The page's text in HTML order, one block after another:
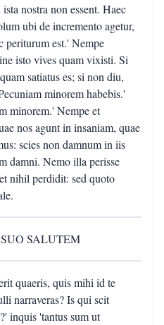
nostra non essent. Haec
ubi de incremento agetur,
periturum est.' Nempe
isto vives quam vixisti. Si
satiatus es; si non diu,
minorem habebis.'
minorem.' Nempe et
nos agunt in insaniam, quae
scies non damnum in iis
damni. Nemo illa perisse
nihil perdidit: sed quoto
SALUTEM
quaeris, quis mihi id te
narraveras? Is qui scit
inquis 'tantus sum ut